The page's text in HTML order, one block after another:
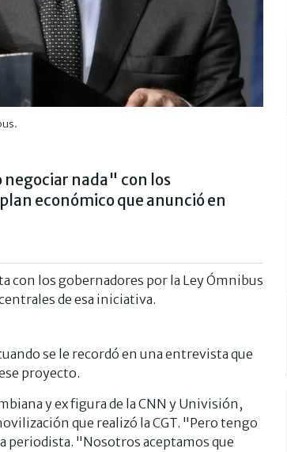
negociar nada" con los
económico que anunció en
con los gobernadores por la Ley Ómnibus
de esa iniciativa.
se le recordó en una entrevista que
proyecto.
y ex figura de la CNN y Univisión,
que realizó la CGT. "Pero tengo
periodista. "Nosotros aceptamos que